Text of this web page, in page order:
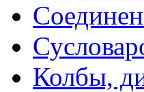
Колбы,